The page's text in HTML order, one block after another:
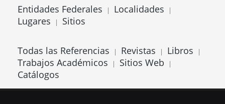
Entidades Federales | Localidades |
Lugares | Sitios
Todas las Referencias | Revistas | Libros |
Trabajos Académicos | Sitios Web |
Catálogos